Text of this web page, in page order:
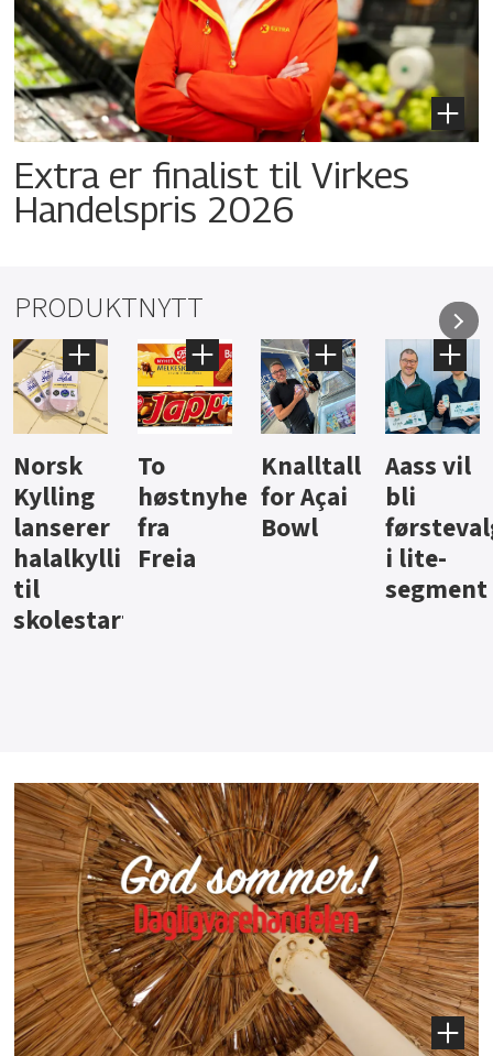
Extra er finalist til Virkes
Handelspris 2026
PRODUKTNYTT
Knalltall
for Açai
Bowl
Aass vil
bli
førstevalg
i lite-
Brus og
jus fra
Berentsen
Hard
iste fra
Hansa